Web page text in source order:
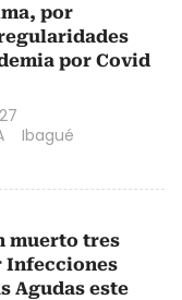
por
por Covid
Ibagué
muerto tres
Infecciones
Agudas este